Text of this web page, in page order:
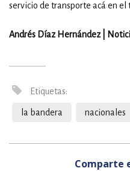
servicio de transporte acá en el
Andrés Díaz Hernández |
Etiquetas:
la bandera nacionales
Comparte